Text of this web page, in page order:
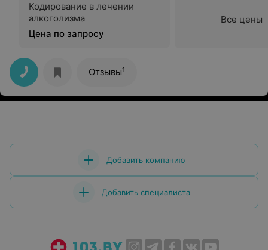
Кодирование в лечении
алкоголизма
Цена по запросу
Все цены
Отзывы1
Добавить компанию
Добавить специалиста